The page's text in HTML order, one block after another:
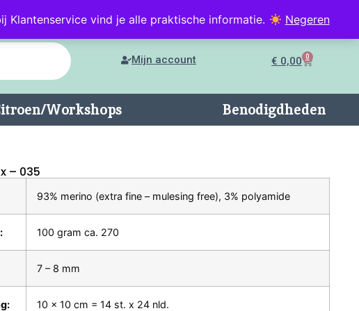
Klantenservice vind je alle praktische informatie. Negeren
Mijn account € 0,00 0
Workshops Benodigdheden
– 035
93% merino (extra fine – mulesing free), 3% polyamide
100 gram ca. 270
7 – 8 mm
10 x 10 cm = 14 st. x 24 nld.